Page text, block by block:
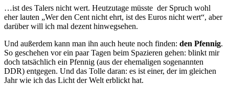
…ist des Talers nicht wert. Heutzutage müsste der Spruch wohl
eher lauten „Wer den Cent nicht ehrt, ist des Euros nicht wert“, aber
darüber will ich mal dezent hinwegsehen.
Und außerdem kann man ihn auch heute noch finden: den Pfennig.
So geschehen vor ein paar Tagen beim Spazieren gehen: blinkt mir
doch tatsächlich ein Pfennig (aus der ehemaligen sogenannten
DDR) entgegen. Und das Tolle daran: es ist einer, der im gleichen
Jahr wie ich das Licht der Welt erblickt hat.